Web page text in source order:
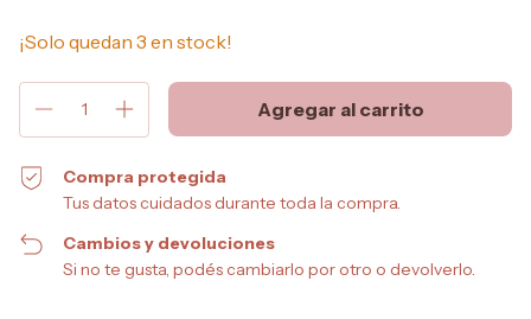
¡Solo quedan 3 en stock!
Compra protegida
Tus datos cuidados durante toda la compra.
Cambios y devoluciones
Si no te gusta, podés cambiarlo por otro o devolverlo.